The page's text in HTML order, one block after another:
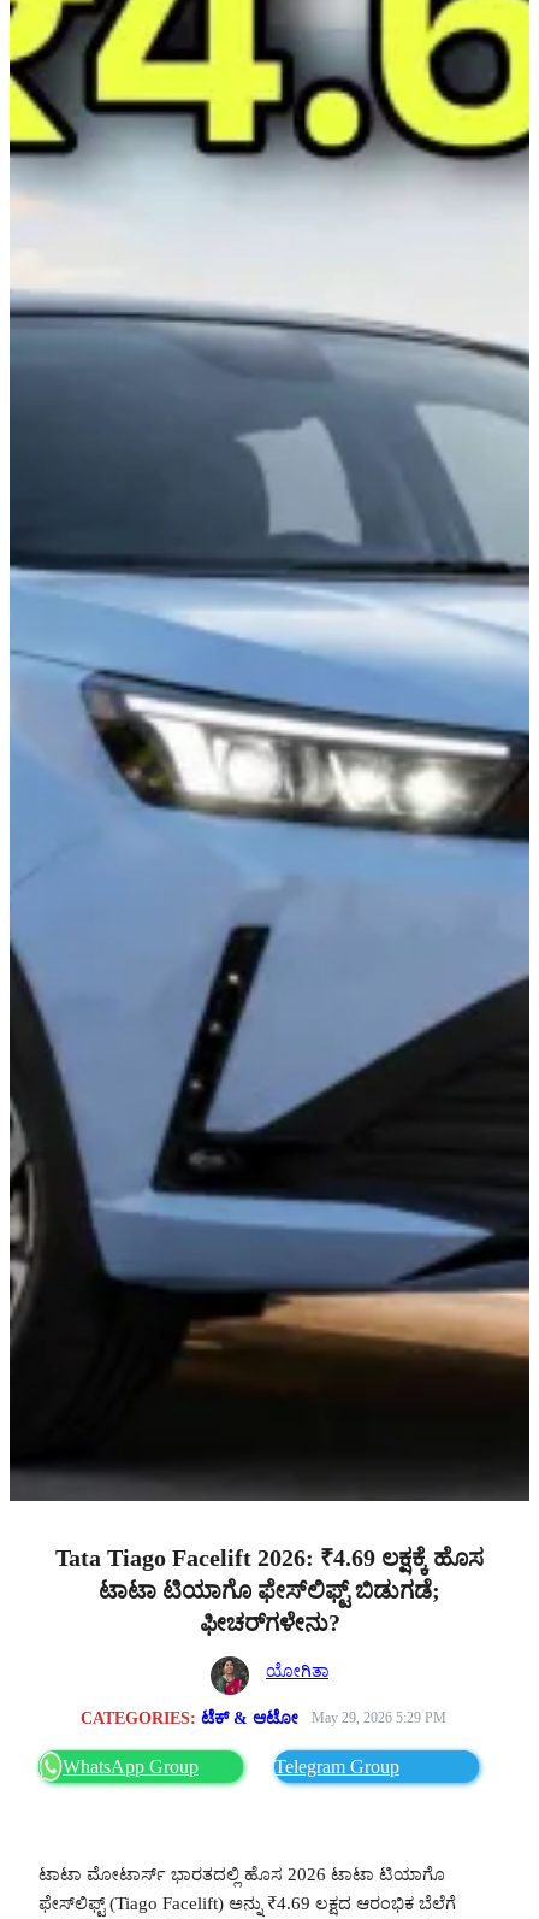
Tata Tiago Facelift 2026: ₹4.69 ಲಕ್ಷಕ್ಕೆ ಹೊಸ
ಟಾಟಾ ಟಿಯಾಗೊ ಫೇಸ್‌ಲಿಫ್ಟ್ ಬಿಡುಗಡೆ;
ಫೀಚರ್‌ಗಳೇನು?
ಯೋಗಿತಾ
CATEGORIES: ಟೆಕ್ & ಆಟೋ May 29, 2026 5:29 PM
WhatsApp Group Telegram Group
ಟಾಟಾ ಮೋಟಾರ್ಸ್ ಭಾರತದಲ್ಲಿ ಹೊಸ 2026 ಟಾಟಾ ಟಿಯಾಗೊ
ಫೇಸ್‌ಲಿಫ್ಟ್ (Tiago Facelift) ಅನ್ನು ₹4.69 ಲಕ್ಷದ ಆರಂಭಿಕ ಬೆಲೆಗೆ